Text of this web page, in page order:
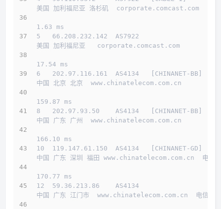
美国 加利福尼亚 洛杉矶  corporate.comcast.com
1.63 ms
5   66.208.232.142  AS7922
美国 加利福尼亚   corporate.comcast.com
17.54 ms
6   202.97.116.161  AS4134   [CHINANET-BB]
中国 北京 北京  www.chinatelecom.com.cn
159.87 ms
8   202.97.93.50    AS4134   [CHINANET-BB]
中国 广东 广州  www.chinatelecom.com.cn
166.10 ms
10  119.147.61.150  AS4134   [CHINANET-GD]
中国 广东 深圳 福田 www.chinatelecom.com.cn  电信
170.77 ms
12  59.36.213.86    AS4134
中国 广东 江门市  www.chinatelecom.com.cn  电信